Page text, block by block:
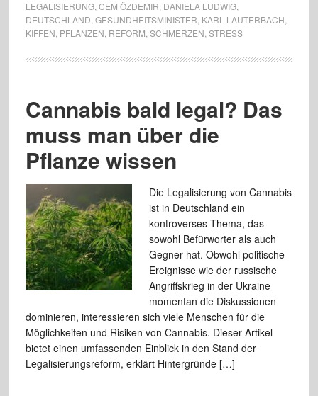
LEGALISIERUNG, CEM ÖZDEMIR DANIELA LUDWIG,
DEUTSCHLAND GESUNDHEITSMINISTER KARL LAUTERBACH
KIFFEN PFLANZEN REFORM SCHMERZEN STRESS
Cannabis bald legal? Das
muss man über die
Pflanze wissen
Die Legalisierung von Cannabis
ist in Deutschland ein
kontroverses Thema, das
sowohl Befürworter als auch
Gegner hat. Obwohl politische
Ereignisse wie der russische
Angriffskrieg in der Ukraine
momentan die Diskussionen
dominieren, interessieren sich viele Menschen für die
Möglichkeiten und Risiken von Cannabis. Dieser Artikel
bietet einen umfassenden Einblick in den Stand der
Legalisierungsreform, erklärt Hintergründe […]